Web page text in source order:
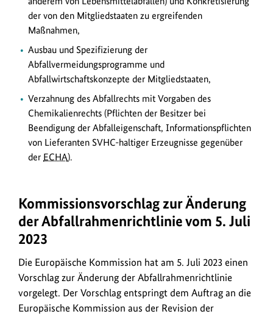
der von den Mitgliedstaaten zu ergreifenden
Maßnahmen,
Ausbau und Spezifizierung der
Abfallvermeidungsprogramme und
Abfallwirtschaftskonzepte der Mitgliedstaaten,
Verzahnung des Abfallrechts mit Vorgaben des
Chemikalienrechts (Pflichten der Besitzer bei
Beendigung der Abfalleigenschaft, Informationspflichten
von Lieferanten SVHC-haltiger Erzeugnisse gegenüber
der ECHA).
Kommissionsvorschlag zur Änderung
der Abfallrahmenrichtlinie vom 5. Juli
2023
Die Europäische Kommission hat am 5. Juli 2023 einen
Vorschlag zur Änderung der Abfallrahmenrichtlinie
vorgelegt. Der Vorschlag entspringt dem Auftrag an die
Europäische Kommission aus der Revision der